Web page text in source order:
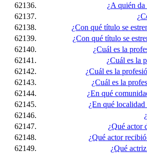
62136.
¿A quién
62137.
62138.
¿Con qué título se
62139.
¿Con qué título se
62140.
¿Cuál es la
62141.
¿Cuál es la
62142.
¿Cuál es la
62143.
¿Cuál es la
62144.
¿En qué
62145.
¿En qué
62146.
62147.
¿Qué actor
62148.
¿Qué actor
62149.
¿Qué